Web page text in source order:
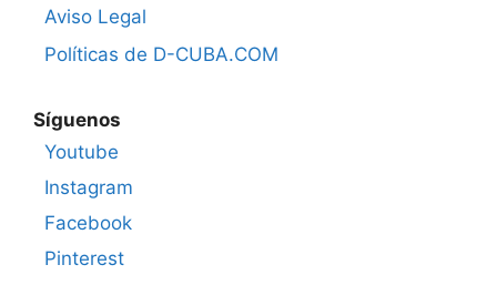
Aviso Legal
Políticas de D-CUBA.COM
Síguenos
Youtube
Instagram
Facebook
Pinterest